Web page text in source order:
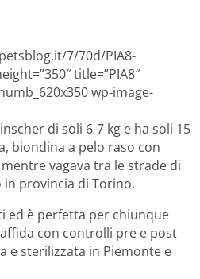
7/70d/PIA8-
title=”PIA8″
wp-image-
di soli 6-7 kg e ha soli 15
biondina a pelo raso con
vagava tra le strade di
provincia di Torino.
ed è perfetta per chiunque
con controlli pre e post
e sterilizzata in Piemonte e